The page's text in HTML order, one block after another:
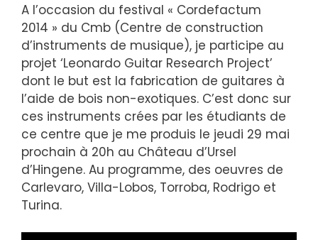
A l’occasion du festival « Cordefactum
2014 » du Cmb (Centre de construction
d’instruments de musique), je participe au
projet ‘Leonardo Guitar Research Project’
dont le but est la fabrication de guitares à
l’aide de bois non-exotiques. C’est donc sur
ces instruments crées par les étudiants de
ce centre que je me produis le jeudi 29 mai
prochain à 20h au Château d’Ursel
d’Hingene. Au programme, des oeuvres de
Carlevaro, Villa-Lobos, Torroba, Rodrigo et
Turina.